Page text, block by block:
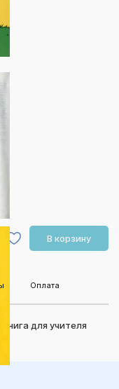
В корзину
Оплата
для учителя